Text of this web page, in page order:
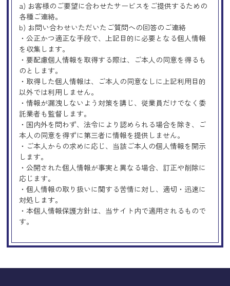
a) お客様のご要望に合わせたサービスをご提供するための
各種ご連絡。
b) お問い合わせいただいたご質問への回答のご連絡
・公正かつ適正な手段で、上記目的に必要となる個人情報
を収集します。
・要配慮個人情報を取得する際は、ご本人の同意を得るも
のとします。
・取得した個人情報は、ご本人の同意なしに上記利用目的
以外では利用しません。
・情報が漏洩しないよう対策を講じ、従業員だけでなく委
託業者も監督します。
・国内外を問わず、法令により認められる場合を除き、ご
本人の同意を得ずに第三者に情報を提供しません。
・ご本人からの求めに応じ、当該ご本人の個人情報を開示
します。
・公開された個人情報が事実と異なる場合、訂正や削除に
応じます。
・個人情報の取り扱いに関する苦情に対し、適切・迅速に
対処します。
・本個人情報保護方針は、当サイト内で適用されるもので
す。
Googleアナリティクスの使用につい